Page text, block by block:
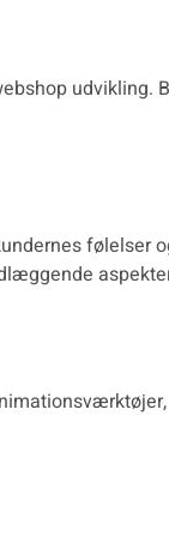
udvikling.
følelser